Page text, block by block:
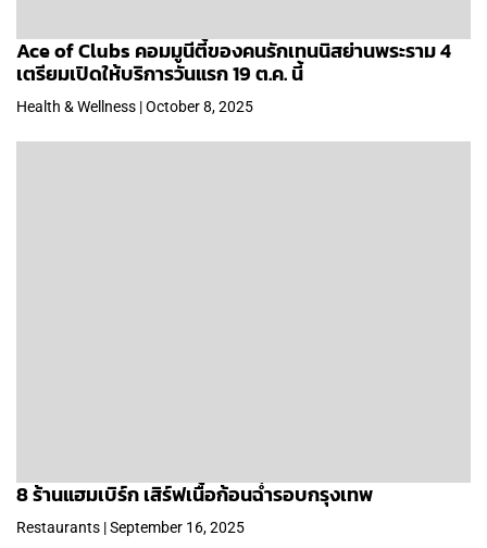
Ace of Clubs คอมมูนีตี้ของคนรักเทนนิสย่านพระราม 4
เตรียมเปิดให้บริการวันแรก 19 ต.ค. นี้
Health & Wellness | October 8, 2025
8 ร้านแฮมเบิร์ก เสิร์ฟเนื้อก้อนฉ่ำรอบกรุงเทพ
Restaurants | September 16, 2025